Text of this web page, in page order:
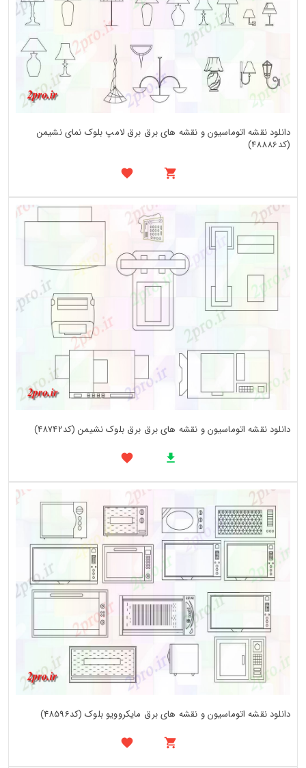
دانلود نقشه اتوماسیون و نقشه های برق برق لامپ بلوک نمای نشیمن
(کد48886)
دانلود نقشه اتوماسیون و نقشه های برق برق بلوک نشیمن (کد48742)
دانلود نقشه اتوماسیون و نقشه های برق مایکروویو بلوک (کد48596)